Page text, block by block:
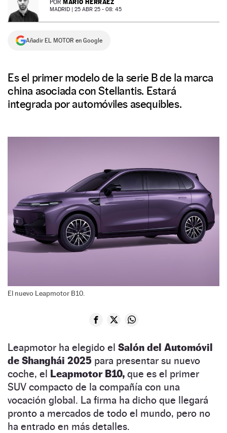
NEWSLETTER
SÍGUENOS
POR MARIO HERRÁEZ
MADRID | 25 ABR 25 - 08: 45
Añadir EL MOTOR en Google
Es el primer modelo de la serie B de la marca
china asociada con Stellantis. Estará
integrada por automóviles asequibles.
El nuevo Leapmotor B10.
Leapmotor ha elegido el Salón del Automóvil
de Shanghái 2025 para presentar su nuevo
coche, el Leapmotor B10, que es el primer
SUV compacto de la compañía con una
vocación global. La firma ha dicho que llegará
pronto a mercados de todo el mundo, pero no
ha entrado en más detalles.